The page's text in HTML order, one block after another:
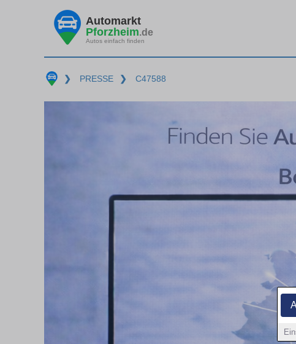
Automarkt
Pforzheim.de
Autos einfach finden
❯ PRESSE ❯ C47588